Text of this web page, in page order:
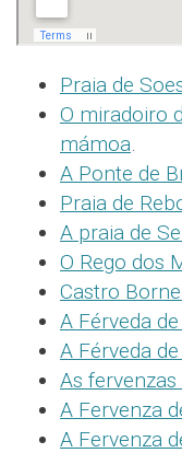
Praia de
O miradoiro
mámoa.
A Ponte de
Praia de
A praia de
O Rego dos
Castro
A Férveda
A Férveda
As
A Fervenza
A Fervenza